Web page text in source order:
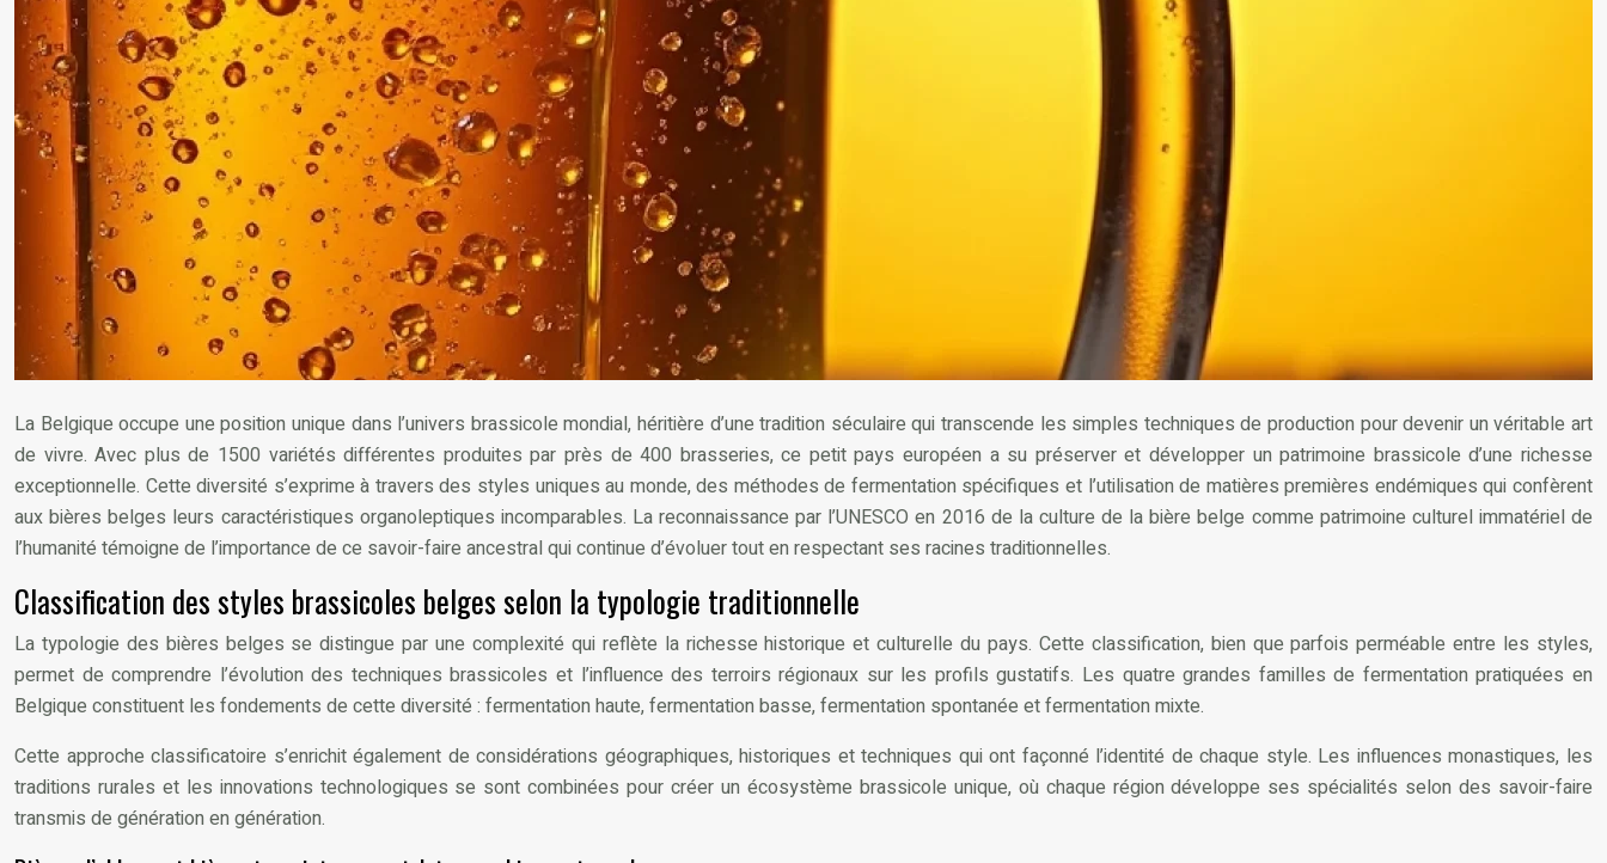
La Belgique occupe une position unique dans l’univers brassicole mondial, héritière d’une tradition séculaire qui transcende les simples techniques de production pour devenir un véritable art
de vivre. Avec plus de 1500 variétés différentes produites par près de 400 brasseries, ce petit pays européen a su préserver et développer un patrimoine brassicole d’une richesse
exceptionnelle. Cette diversité s’exprime à travers des styles uniques au monde, des méthodes de fermentation spécifiques et l’utilisation de matières premières endémiques qui confèrent
aux bières belges leurs caractéristiques organoleptiques incomparables. La reconnaissance par l’UNESCO en 2016 de la culture de la bière belge comme patrimoine culturel immatériel de
l’humanité témoigne de l’importance de ce savoir-faire ancestral qui continue d’évoluer tout en respectant ses racines traditionnelles.
Classification des styles brassicoles belges selon la typologie traditionnelle
La typologie des bières belges se distingue par une complexité qui reflète la richesse historique et culturelle du pays. Cette classification, bien que parfois perméable entre les styles,
permet de comprendre l’évolution des techniques brassicoles et l’influence des terroirs régionaux sur les profils gustatifs. Les quatre grandes familles de fermentation pratiquées en
Belgique constituent les fondements de cette diversité : fermentation haute, fermentation basse, fermentation spontanée et fermentation mixte.
Cette approche classificatoire s’enrichit également de considérations géographiques, historiques et techniques qui ont façonné l’identité de chaque style. Les influences monastiques, les
traditions rurales et les innovations technologiques se sont combinées pour créer un écosystème brassicole unique, où chaque région développe ses spécialités selon des savoir-faire
transmis de génération en génération.